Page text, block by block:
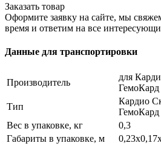
Заказать товар
Оформите заявку на сайте, мы
время и ответим на все
Данные для транспортировки
Производитель
для
ГемоКард
Тип
Кардио
ГемоКард
Вес в упаковке, кг
0,3
Габариты в упаковке, м